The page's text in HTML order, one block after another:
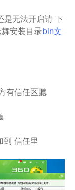
是无法开启请 下
安装目录bin文
有信任区聽
到 信任里